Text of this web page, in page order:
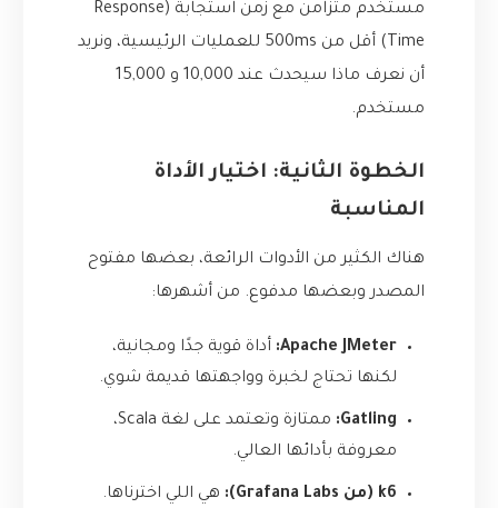
مستخدم متزامن مع زمن استجابة (Response
Time) أقل من 500ms للعمليات الرئيسية، ونريد
أن نعرف ماذا سيحدث عند 10,000 و 15,000
مستخدم.
الخطوة الثانية: اختيار الأداة
المناسبة
هناك الكثير من الأدوات الرائعة، بعضها مفتوح
المصدر وبعضها مدفوع. من أشهرها:
Apache JMeter: أداة قوية جدًا ومجانية،
لكنها تحتاج لخبرة وواجهتها قديمة شوي.
Gatling:
ممتازة وتعتمد على لغة Scala،
معروفة بأدائها العالي.
k6 (من Grafana Labs):
هي اللي اخترناها.